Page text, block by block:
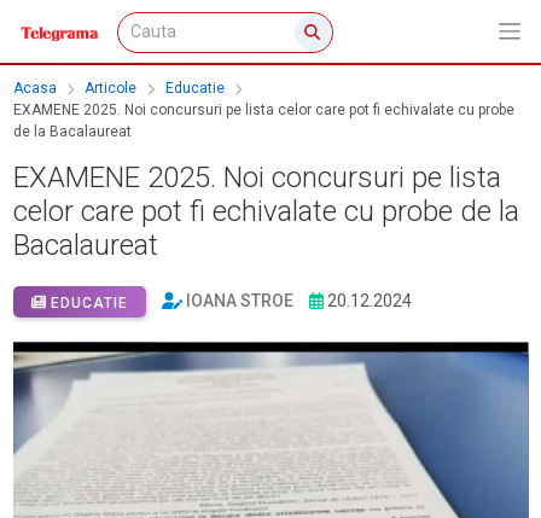
Acasa Articole
Educatie
EXAMENE 2025. Noi concursuri pe lista celor care pot fi echivalate cu probe
de la Bacalaureat
EXAMENE 2025. Noi concursuri pe lista
celor care pot fi echivalate cu probe de la
Bacalaureat
EDUCATIE IOANA STROE 20.12.2024